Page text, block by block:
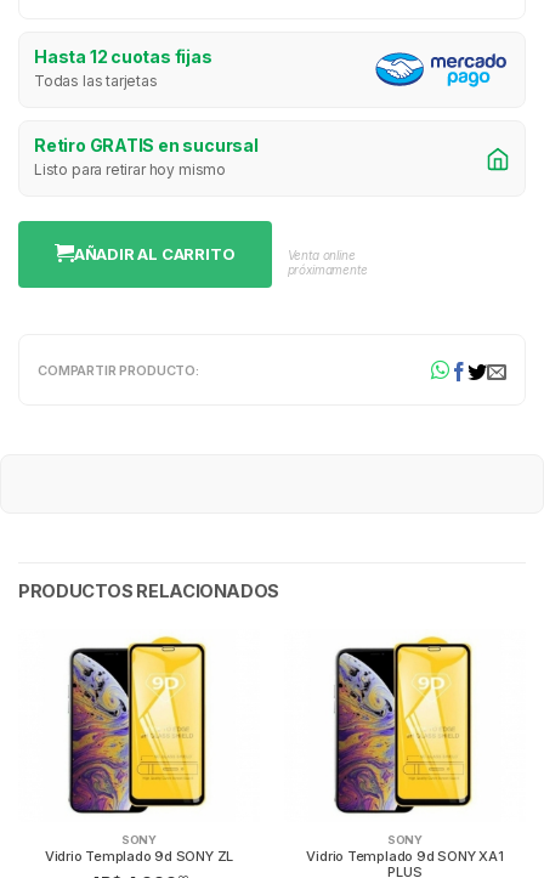
Hasta 12 cuotas fijas
Todas las tarjetas
Retiro GRATIS en sucursal
Listo para retirar hoy mismo
AÑADIR AL CARRITO
Venta online
próximamente
COMPARTIR PRODUCTO:
PRODUCTOS RELACIONADOS
SONY
Vidrio Templado 9d SONY ZL
SONY
Vidrio Templado 9d SONY XA1
PLUS